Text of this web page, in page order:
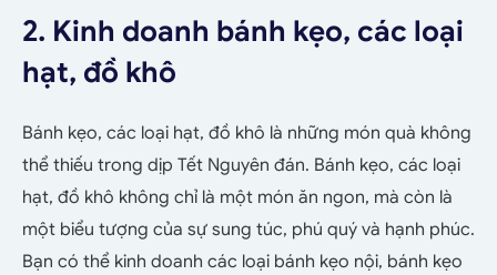
2. Kinh doanh bánh kẹo, các loại
hạt, đồ khô
Bánh kẹo, các loại hạt, đồ khô là những món quà không
thể thiếu trong dịp Tết Nguyên đán. Bánh kẹo, các loại
hạt, đồ khô không chỉ là một món ăn ngon, mà còn là
một biểu tượng của sự sung túc, phú quý và hạnh phúc.
Bạn có thể kinh doanh các loại bánh kẹo nội, bánh kẹo